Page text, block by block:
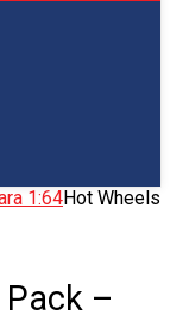
1:64Hot Wheels
–